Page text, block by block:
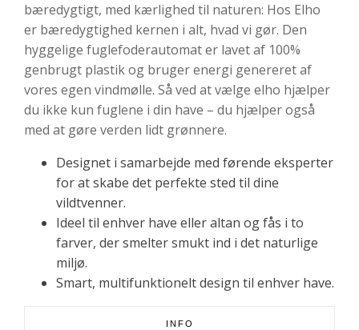
bæredygtigt, med kærlighed til naturen: Hos Elho
er bæredygtighed kernen i alt, hvad vi gør. Den
hyggelige fuglefoderautomat er lavet af 100%
genbrugt plastik og bruger energi genereret af
vores egen vindmølle. Så ved at vælge elho hjælper
du ikke kun fuglene i din have – du hjælper også
med at gøre verden lidt grønnere.
Designet i samarbejde med førende eksperter
for at skabe det perfekte sted til dine
vildtvenner.
Ideel til enhver have eller altan og fås i to
farver, der smelter smukt ind i det naturlige
miljø.
Smart, multifunktionelt design til enhver have.
INFO